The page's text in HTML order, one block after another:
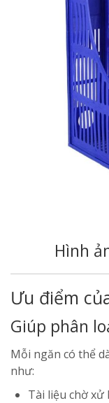
Hình
Ưu điểm
Giúp phân
Mỗi ngăn có thể
như:
Tài liệu chờ xử